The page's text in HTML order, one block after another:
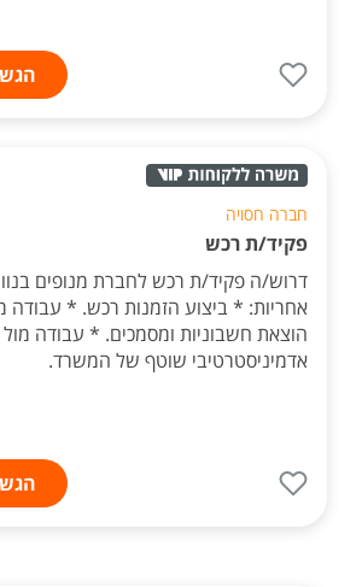
חברה חסויה
פקיד/ת רכש
דרוש/ה פקיד/ת רכש לחברת מנופים
אחריות: * ביצוע הזמנות רכש. * עבודה
הוצאת חשבוניות ומסמכים. * עבודה מול
אדמיניסטרטיבי שוטף של המשרד.